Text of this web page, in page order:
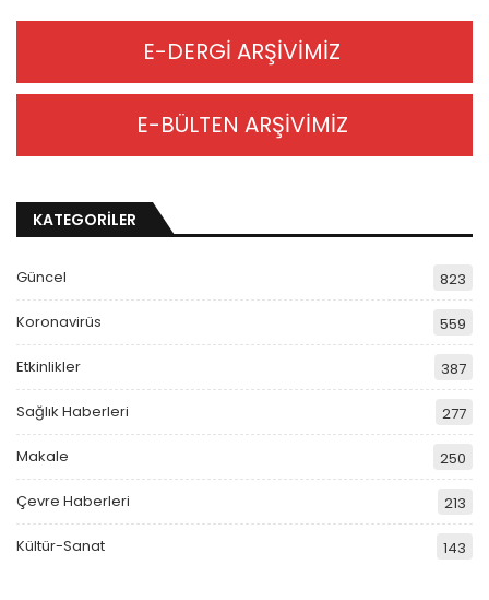
E-DERGİ ARŞİVİMİZ
E-BÜLTEN ARŞİVİMİZ
KATEGORİLER
Güncel 823
Koronavirüs 559
Etkinlikler 387
Sağlık Haberleri 277
Makale 250
Çevre Haberleri 213
Kültür-Sanat 143